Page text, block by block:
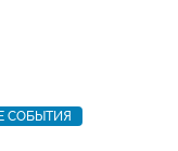
СОБЫТИЯ